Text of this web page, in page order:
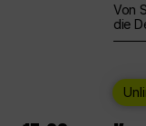
Von
die